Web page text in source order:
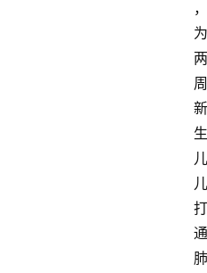
，
为
两
周
新
生
儿
儿
打
通
肺